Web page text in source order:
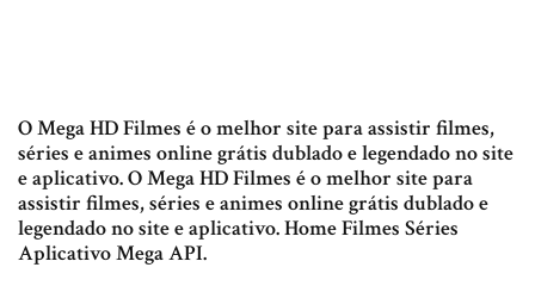
O Mega HD Filmes é o melhor site para assistir filmes,
séries e animes online grátis dublado e legendado no site
e aplicativo. O Mega HD Filmes é o melhor site para
assistir filmes, séries e animes online grátis dublado e
legendado no site e aplicativo. Home Filmes Séries
Aplicativo Mega API.